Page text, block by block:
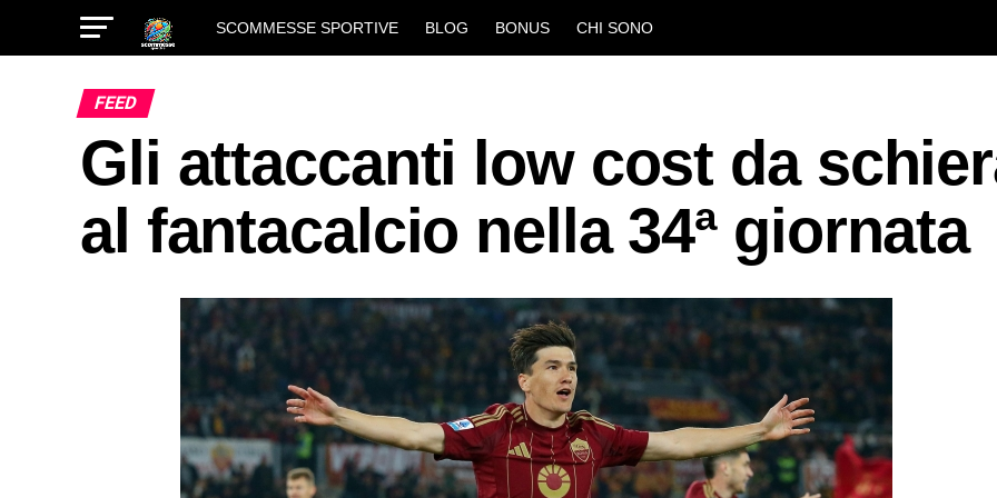
SCOMMESSE SPORTIVE BLOG BONUS CHI SONO
FEED
Gli attaccanti low cost da
al fantacalcio nella 34ª giornata